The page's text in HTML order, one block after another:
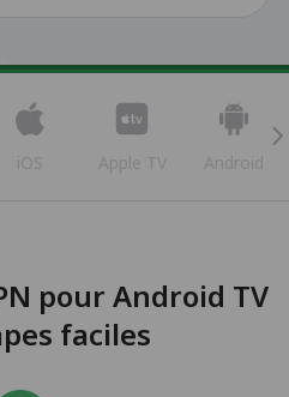
iOS Apple TV Android
pour Android TV
faciles